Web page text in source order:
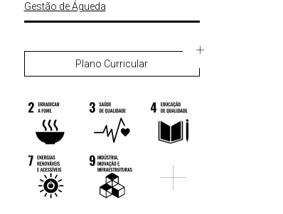
Gestão de Águeda
Plano Curricular